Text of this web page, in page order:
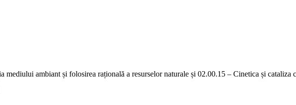
mediului ambiant și folosirea rațională a resurselor naturale și 02.00.15 – Cinetica și cataliza